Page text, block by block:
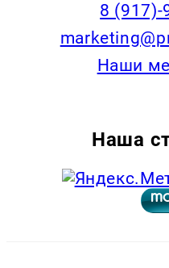
8 (917)-
Наши
Наша